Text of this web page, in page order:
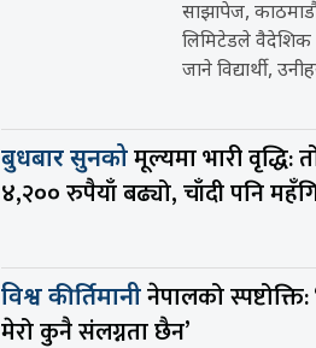
साझापेज,
लिमिटेडले
जाने विद्यार्थी,
बुधबार सुनकोमूल्यमा भारी वृद्धि:
४,२०० रुपैयाँ बढ्यो, चाँदी पनि
विश्व कीर्तिमानीनेपालको स्पष्टोक्ति:
मेरो कुनै संलग्नता छैन’